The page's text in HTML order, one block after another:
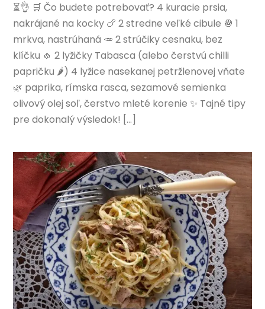
⏳👌 🛒 Čo budete potrebovať? 4 kuracie prsia,
nakrájané na kocky 🍗 2 stredne veľké cibule 🧅 1
mrkva, nastrúhaná 🥕 2 strúčiky cesnaku, bez
klíčku 🧄 2 lyžičky Tabasca (alebo čerstvú chilli
papričku 🌶️) 4 lyžice nasekanej petržlenovej vňate
🌿 paprika, rímska rasca, sezamové semienka
olivový olej soľ, čerstvo mleté korenie ✨ Tajné tipy
pre dokonalý výsledok! […]